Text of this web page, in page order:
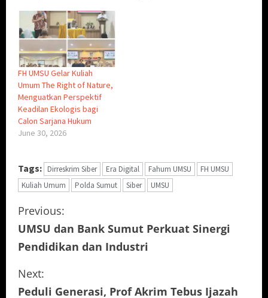
FH UMSU Gelar Kuliah
Umum The Right of Nature,
Menguatkan Perspektif
Keadilan Ekologis bagi
Calon Sarjana Hukum
June 30, 2026
Tags: Dirreskrim Siber Era Digital Fahum UMSU
FH UMSU
Kuliah Umum
Polda Sumut Siber UMSU
C
o
n
t
Previous:
UMSU dan Bank Sumut Perkuat Sinergi
Pendidikan dan Industri
Next:
Peduli Generasi, Prof Akrim Tebus Ijazah